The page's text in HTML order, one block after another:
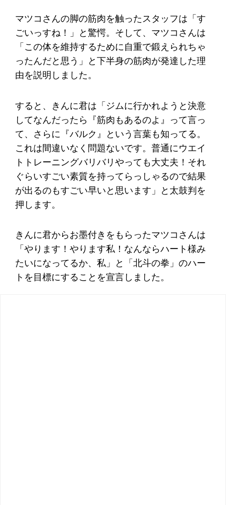
マツコさんの脚の筋肉を触ったスタッフは「す
ごいっすね！」と驚愕。そして、マツコさんは
「この体を維持するために自重で鍛えられちゃ
ったんだと思う」と下半身の筋肉が発達した理
由を説明しました。
すると、きんに君は「ジムに行かれようと決意
してなんだったら『筋肉もあるのよ』って言っ
て、さらに『バルク』という言葉も知ってる。
これは間違いなく問題ないです。普通にウエイ
トトレーニングバリバリやっても大丈夫！それ
ぐらいすごい素質を持ってらっしゃるので結果
が出るのもすごい早いと思います」と太鼓判を
押します。
きんに君からお墨付きをもらったマツコさんは
「やります！やります私！なんならハート様み
たいになってるか、私」と「北斗の拳」のハー
トを目標にすることを宣言しました。